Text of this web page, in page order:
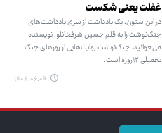
غفلت یعنی شکست
در این ستون، یک یادداشت از سری یادداشت‌های
جنگ‌نوشت را به قلم حسین شرفخانلو، نویسنده
می‌خوانید. جنگ‌نوشت روایت‌هایی از روزهای جنگ
تحمیلی ۱۲روزه است.
۱۴۰۴.۰۶.۰۹